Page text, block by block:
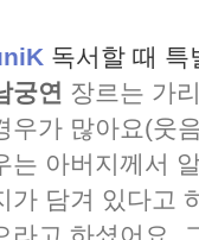
독서할 때 특
궁연 장르는 가
우가 많아요(웃
는 아버지께서
가 담겨 있다고